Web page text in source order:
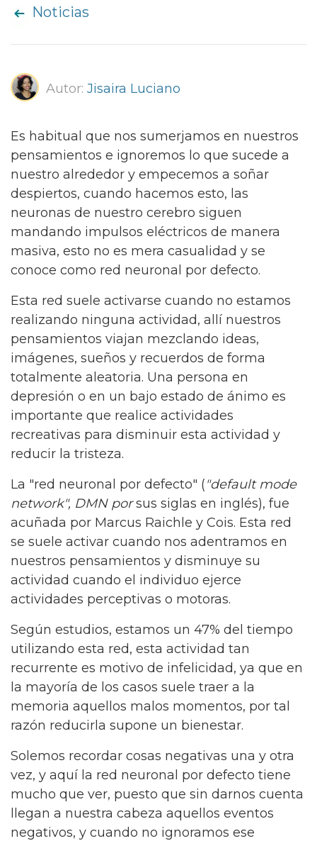
Noticias
Autor: Jisaira Luciano
Es habitual que nos sumerjamos en nuestros
pensamientos e ignoremos lo que sucede a
nuestro alrededor y empecemos a soñar
despiertos, cuando hacemos esto, las
neuronas de nuestro cerebro siguen
mandando impulsos eléctricos de manera
masiva, esto no es mera casualidad y se
conoce como red neuronal por defecto.
Esta red suele activarse cuando no estamos
realizando ninguna actividad, allí nuestros
pensamientos viajan mezclando ideas,
imágenes, sueños y recuerdos de forma
totalmente aleatoria. Una persona en
depresión o en un bajo estado de ánimo es
importante que realice actividades
recreativas para disminuir esta actividad y
reducir la tristeza.
La "red neuronal por defecto" ("default mode
network", DMN porsus siglas en inglés), fue
acuñada por Marcus Raichle y Cois. Esta red
se suele activar cuando nos adentramos en
nuestros pensamientos y disminuye su
actividad cuando el individuo ejerce
actividades perceptivas o motoras.
Según estudios, estamos un 47% del tiempo
utilizando esta red, esta actividad tan
recurrente es motivo de infelicidad, ya que en
la mayoría de los casos suele traer a la
memoria aquellos malos momentos, por tal
razón reducirla supone un bienestar.
Solemos recordar cosas negativas una y otra
vez, y aquí la red neuronal por defecto tiene
mucho que ver, puesto que sin darnos cuenta
llegan a nuestra cabeza aquellos eventos
negativos, y cuando no ignoramos ese